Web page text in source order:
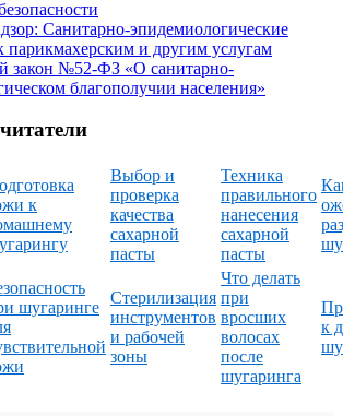
Санитарно-эпидемиологические
парикмахерским и другим услугам
закон №52-ФЗ «О санитарно-
благополучии населения»
к
Выбор и
проверка
качества
сахарной
пасты
Техника
правильного
нанесения
сахарной
пасты
шугаринге
Стерилизация
инструментов
и рабочей
зоны
Что делать
при
вросших
волосах
после
шугаринга
к